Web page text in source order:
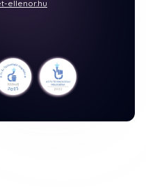
ellenor.hu